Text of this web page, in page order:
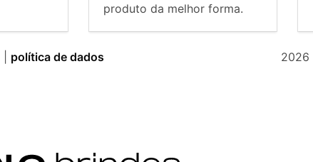
produto da melhor forma.
política de dados 2026